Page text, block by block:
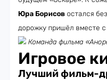
Юра Борисов остался
дорожку пришёл вместе
Команда фильма
Игровое
Лучший фильм-